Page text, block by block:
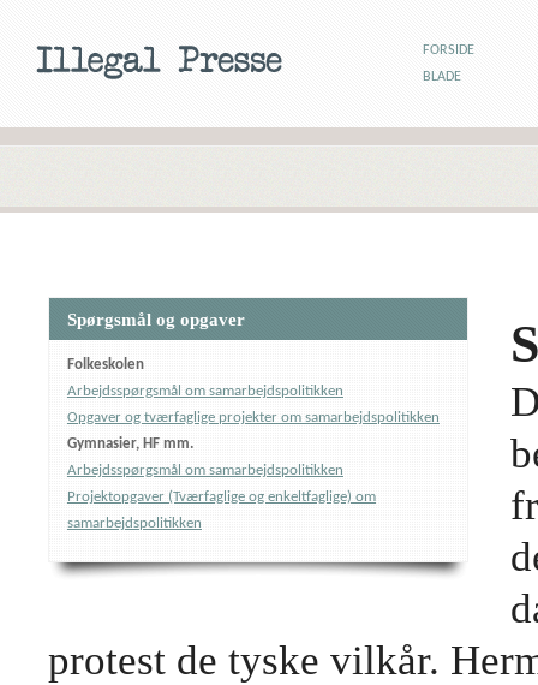
FORSIDE
BLADE
Spørgsmål og opgaver
Folkeskolen
Arbejdsspørgsmål om samarbejdspolitikken
Opgaver og tværfaglige projekter om samarbejdspolitikken
Gymnasier, HF mm.
Arbejdsspørgsmål om samarbejdspolitikken
Projektopgaver (Tværfaglige og enkeltfaglige) om
samarbejdspolitikken
protest de tyske vilkår.